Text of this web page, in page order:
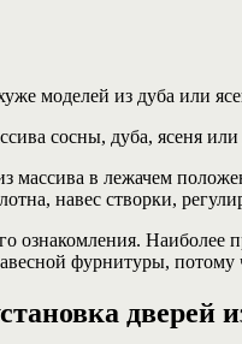
моделей из дуба или
сосны, дуба, ясеня
массива в лежачем
навес створки,
ознакомления. Наиболее
фурнитуры, потому
дверей